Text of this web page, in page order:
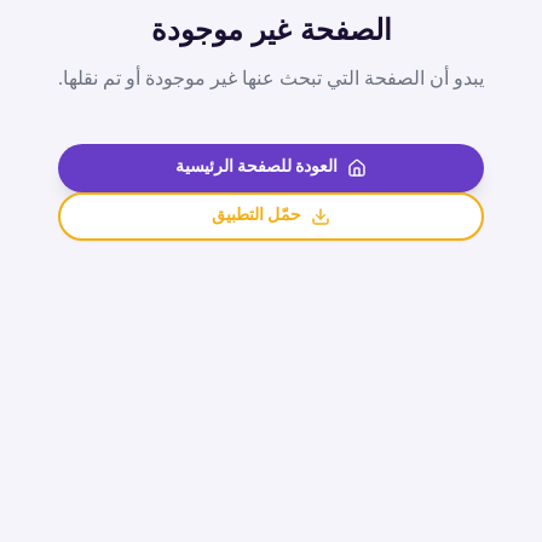
الصفحة غير موجودة
يبدو أن الصفحة التي تبحث عنها غير موجودة أو تم نقلها.
العودة للصفحة الرئيسية
حمّل التطبيق